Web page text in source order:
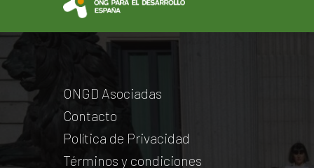
ONGD Asociadas
Contacto
Política de Privacidad
Términos y condiciones